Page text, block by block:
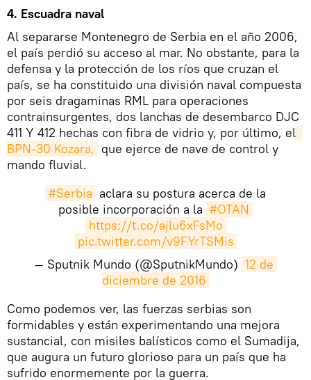
4. Escuadra naval
Al separarse Montenegro de Serbia en el año 2006,
el país perdió su acceso al mar. No obstante, para la
defensa y la protección de los ríos que cruzan el
país, se ha constituido una división naval compuesta
por seis dragaminas RML para operaciones
contrainsurgentes, dos lanchas de desembarco DJC
411 Y 412 hechas con fibra de vidrio y, por último, el
BPN-30 Kozara, que ejerce de nave de control y
mando fluvial.
#Serbia aclara su postura acerca de la
posible incorporación a la #OTAN
https://t.co/ajlu6xFsMo
pic.twitter.com/v9FYrTSMis
— Sputnik Mundo (@SputnikMundo) 12 de
diciembre de 2016
​Como podemos ver, las fuerzas serbias son
formidables y están experimentando una mejora
sustancial, con misiles balísticos como el Sumadija,
que augura un futuro glorioso para un país que ha
sufrido enormemente por la guerra.